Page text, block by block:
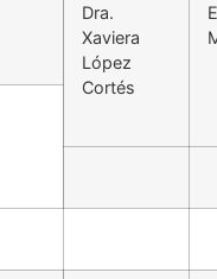
Dra.
Xaviera
López
Cortés